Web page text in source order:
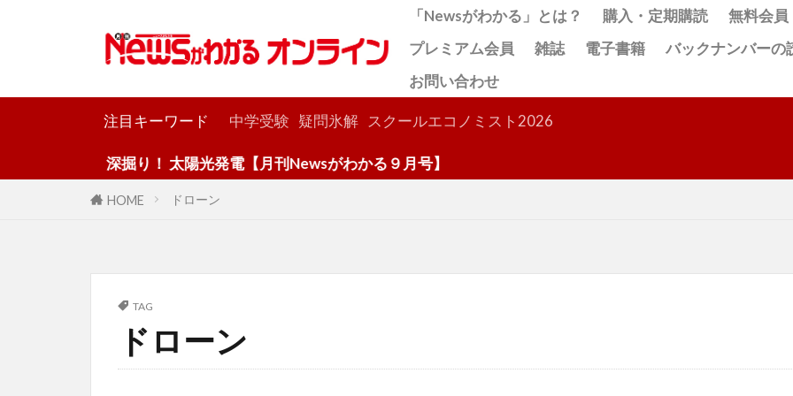
「Newsがわかる」とは？ 購入・定期購読
無料会員
プレミアム会員
雑誌 電子書籍
バックナンバーの
お問い合わせ
注目キーワード 中学受験 疑問氷解 スクールエコノミスト2026
深掘り！ 太陽光発電【月刊Newsがわかる９月号】
HOME ドローン
TAG
ドローン
検索